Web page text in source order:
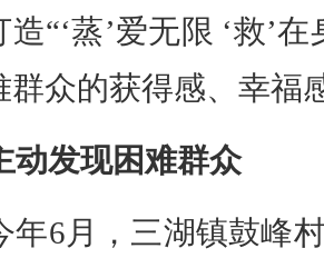
造“‘蒸’爱无限 ‘救’
群众的获得感、幸福
动发现困难群众
年6月，三湖镇鼓峰